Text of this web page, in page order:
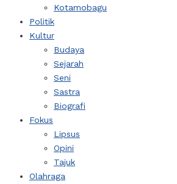
Kotamobagu
Politik
Kultur
Budaya
Sejarah
Seni
Sastra
Biografi
Fokus
Lipsus
Opini
Tajuk
Olahraga